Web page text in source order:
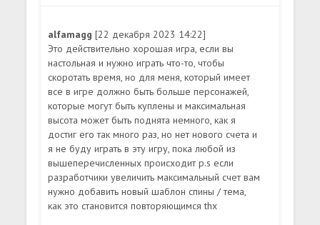
alfamagg[22 декабря 2023 14:22]
Это действительно хорошая игра, если вы
настольная и нужно играть что-то, чтобы
скоротать время, но для меня, который имеет
все в игре должно быть больше персонажей,
которые могут быть куплены и максимальная
высота может быть поднята немного, как я
достиг его так много раз, но нет нового счета и
я не буду играть в эту игру, пока любой из
вышеперечисленных происходит p.s если
разработчики увеличить максимальный счет вам
нужно добавить новый шаблон спины / тема,
как это становится повторяющимся thx